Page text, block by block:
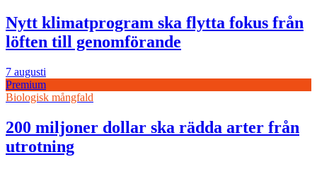
Nytt klimatprogram ska flytta fokus från
löften till genomförande
7 augusti
Premium
Biologisk mångfald
200 miljoner dollar ska rädda arter från
utrotning